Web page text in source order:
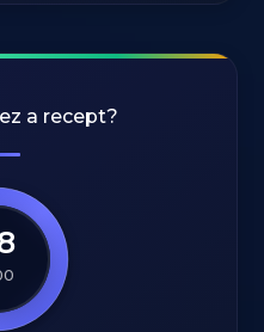
a recept?